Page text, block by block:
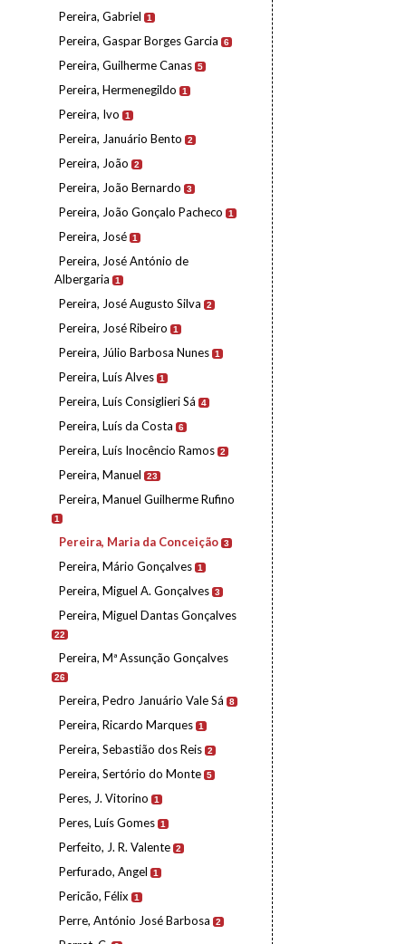
Pereira, Gabriel 1
Pereira, Gaspar Borges Garcia 6
Pereira, Guilherme Canas 5
Pereira, Hermenegildo 1
Pereira, Ivo 1
Pereira, Januário Bento 2
Pereira, João 2
Pereira, João Bernardo 3
Pereira, João Gonçalo Pacheco 1
Pereira, José 1
Pereira, José António de
Albergaria
1
Pereira, José Augusto Silva 2
Pereira, José Ribeiro 1
Pereira, Júlio Barbosa Nunes 1
Pereira, Luís Alves 1
Pereira, Luís Consiglieri Sá 4
Pereira, Luís da Costa 6
Pereira, Luís Inocêncio Ramos 2
Pereira, Manuel 23
Pereira, Manuel Guilherme Rufino
1
Pereira, Maria da Conceição 3
Pereira, Mário Gonçalves 1
Pereira, Miguel A. Gonçalves 3
Pereira, Miguel Dantas Gonçalves
22
Pereira, Mª Assunção Gonçalves
26
Pereira, Pedro Januário Vale Sá 8
Pereira, Ricardo Marques 1
Pereira, Sebastião dos Reis 2
Pereira, Sertório do Monte 5
Peres, J. Vitorino 1
Peres, Luís Gomes 1
Perfeito, J. R. Valente 2
Perfurado, Angel 1
Pericão, Félix 1
Perre, António José Barbosa 2